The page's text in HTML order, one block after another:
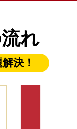
れ
決！